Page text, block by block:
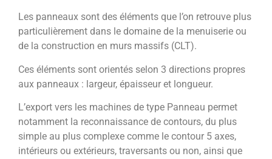
Les panneaux sont des éléments que l’on retrouve plus
particulièrement dans le domaine de la menuiserie ou
de la construction en murs massifs (CLT).
Ces éléments sont orientés selon 3 directions propres
aux panneaux : largeur, épaisseur et longueur.
L’export vers les machines de type Panneau permet
notamment la reconnaissance de contours, du plus
simple au plus complexe comme le contour 5 axes,
intérieurs ou extérieurs, traversants ou non, ainsi que